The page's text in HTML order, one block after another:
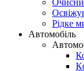
Рідке
Автомобіль